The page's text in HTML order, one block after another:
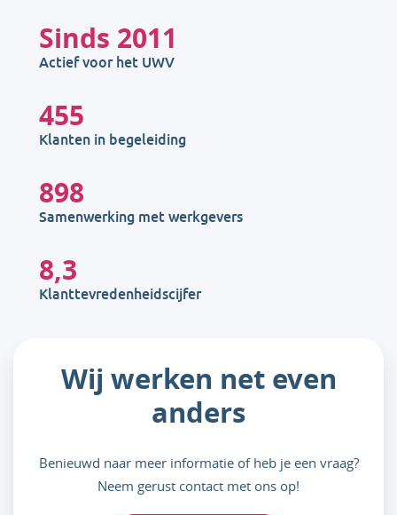
Sinds 2011
Actief voor het UWV
455
Klanten in begeleiding
898
Samenwerking met werkgevers
8,3
Klanttevredenheidscijfer
Wij werken net even
anders
Benieuwd naar meer informatie of heb je een vraag?
Neem gerust contact met ons op!